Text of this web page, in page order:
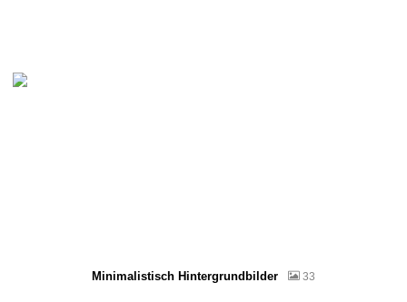
Minimalistisch Hintergrundbilder 33